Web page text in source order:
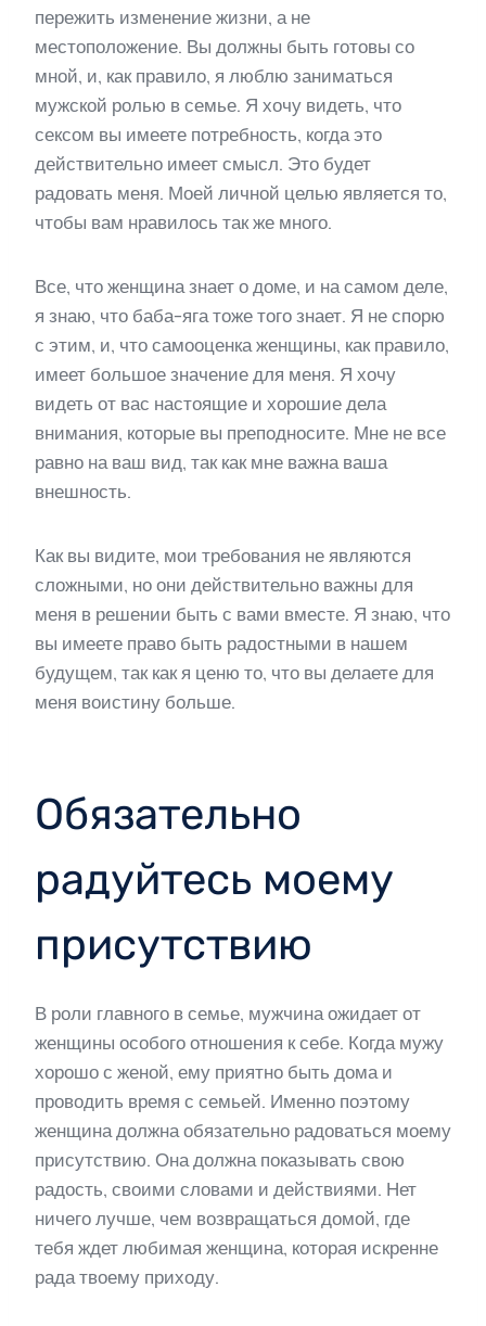
пережить изменение жизни, а не
местоположение. Вы должны быть готовы со
мной, и, как правило, я люблю заниматься
мужской ролью в семье. Я хочу видеть, что
сексом вы имеете потребность, когда это
действительно имеет смысл. Это будет
радовать меня. Моей личной целью является то,
чтобы вам нравилось так же много.
Все, что женщина знает о доме, и на самом деле,
я знаю, что баба-яга тоже того знает. Я не спорю
с этим, и, что самооценка женщины, как правило,
имеет большое значение для меня. Я хочу
видеть от вас настоящие и хорошие дела
внимания, которые вы преподносите. Мне не все
равно на ваш вид, так как мне важна ваша
внешность.
Как вы видите, мои требования не являются
сложными, но они действительно важны для
меня в решении быть с вами вместе. Я знаю, что
вы имеете право быть радостными в нашем
будущем, так как я ценю то, что вы делаете для
меня воистину больше.
Обязательно
радуйтесь моему
присутствию
В роли главного в семье, мужчина ожидает от
женщины особого отношения к себе. Когда мужу
хорошо с женой, ему приятно быть дома и
проводить время с семьей. Именно поэтому
женщина должна обязательно радоваться моему
присутствию. Она должна показывать свою
радость, своими словами и действиями. Нет
ничего лучше, чем возвращаться домой, где
тебя ждет любимая женщина, которая искренне
рада твоему приходу.